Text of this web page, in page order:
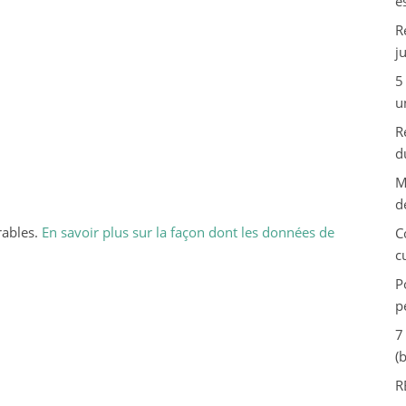
En savoir plus sur la façon dont les données de
7